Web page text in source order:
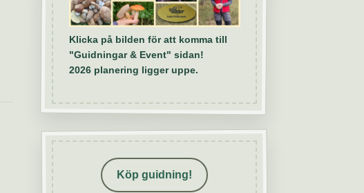
Klicka på bilden för att komma till
"Guidningar & Event" sidan!
2026 planering ligger uppe.
Köp guidning!